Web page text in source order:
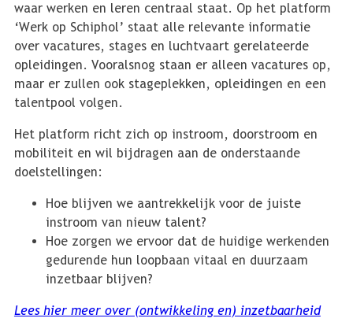
waar werken en leren centraal staat. Op het platform
‘Werk op Schiphol’ staat alle relevante informatie
over vacatures, stages en luchtvaart gerelateerde
opleidingen. Vooralsnog staan er alleen vacatures op,
maar er zullen ook stageplekken, opleidingen en een
talentpool volgen.
Het platform richt zich op instroom, doorstroom en
mobiliteit en wil bijdragen aan de onderstaande
doelstellingen:
Hoe blijven we aantrekkelijk voor de juiste
instroom van nieuw talent?
Hoe zorgen we ervoor dat de huidige werkenden
gedurende hun loopbaan vitaal en duurzaam
inzetbaar blijven?
Lees hier meer over (ontwikkeling en) inzetbaarheid